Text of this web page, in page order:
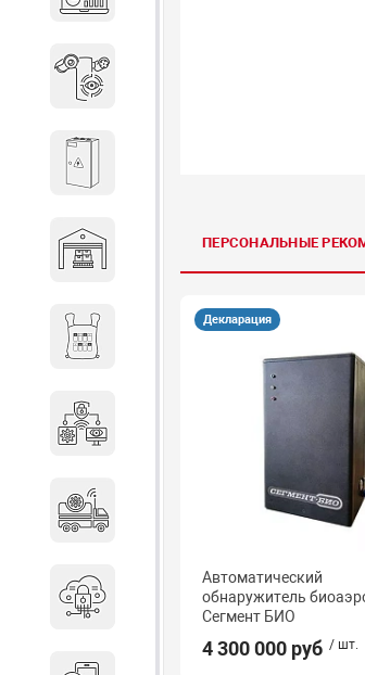
Складское оборудование
Снаряжение и экипировка
Специальные автомобили
Средства защиты
ПЕРСОНАЛЬНЫЕ
Декларация
Автоматический
обнаружитель
Сегмент БИО
4 300 000 руб / шт.